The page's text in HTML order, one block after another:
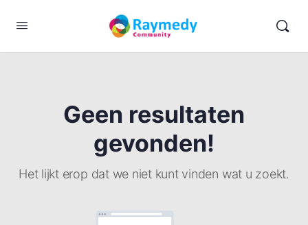
Geen resultaten
gevonden!
Het lijkt erop dat we niet kunt vinden wat u zoekt.